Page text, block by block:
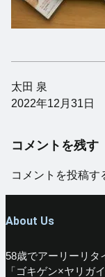
太田 泉
2022年12月31日
コメントを残す
コメントを投稿す
About Us
58歳でアーリーリタ
「ゴキゲン×ヤリガ